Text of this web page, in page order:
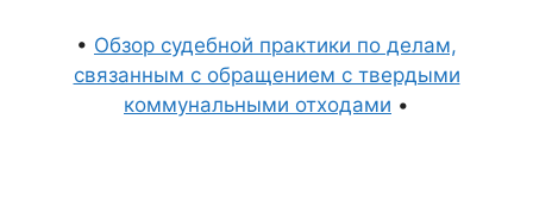
• Обзор судебной практики по делам,
связанным с обращением с твердыми
коммунальными отходами •